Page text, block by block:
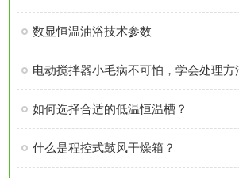
数显恒温油浴技术参数
电动搅拌器小毛病不可怕，学会处理方
如何选择合适的低温恒温槽？
什么是程控式鼓风干燥箱？